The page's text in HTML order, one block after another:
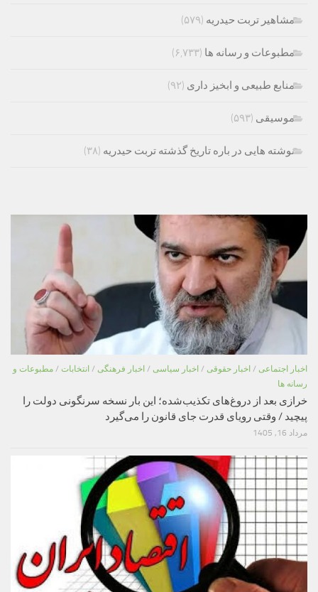
مشاهیر تربت حیدریه (۵۷۹)
مطبوعات و رسانه ها (۶,۷۳۳)
منابع طبیعی و ابخیز داری (۹۲)
موسیقی (۵۹۳)
نوشته هایی در باره تاریخ گذشته تربت حیدریه (۳۸)
اخبار اجتماعی / اخبار حقوقی / اخبار سیاسی / اخبار فرهنگی / انتخابات / مطبوعات و
رسانه ها
خرازی بعد از دروغ‌های تکذیب‌شده؛ این بار نسخه سرنگونی دولت را
پیچید / وقتی رویای قدرت جای قانون را می‌گیرد
مرداد 16, 1405